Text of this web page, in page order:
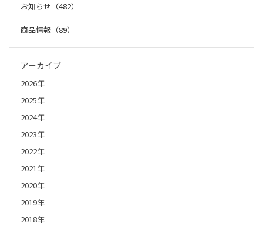
お知らせ（482）
商品情報（89）
アーカイブ
2026年
2025年
2024年
2023年
2022年
2021年
2020年
2019年
2018年